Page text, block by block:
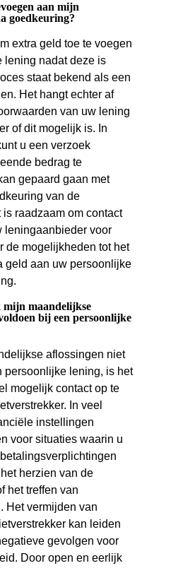
aan mijn
goedkeuring?
extra geld toe te voegen
lening nadat deze is
staat bekend als een
Het hangt echter af
van uw lening
of dit mogelijk is. In
u een verzoek
bedrag te
gepaard gaan met
van de
raadzaam om contact
leningaanbieder voor
de mogelijkheden tot het
geld aan uw persoonlijke
mijn maandelijkse
bij een persoonlijke
aflossingen niet
persoonlijke lening, is het
mogelijk contact op te
In veel
instellingen
voor situaties waarin u
herzien van de
het treffen van
Het vermijden van
kan leiden
gevolgen voor
Door open en eerlijk